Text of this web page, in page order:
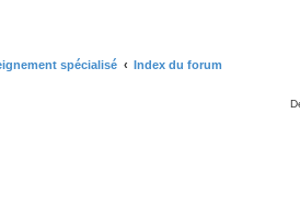
spécialisé Index du forum